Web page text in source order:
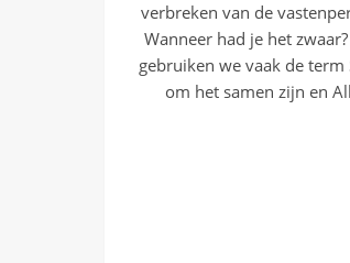
verbreken van de
Wanneer had je het
gebruiken we vaak de
om het samen zijn en